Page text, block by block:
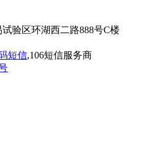
验区环湖西二路888号C楼
短信,106短信服务商